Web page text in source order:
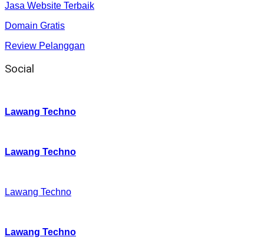
Jasa Website Terbaik
Domain Gratis
Review Pelanggan
Social
Lawang Techno
Lawang Techno
Lawang Techno
Lawang Techno